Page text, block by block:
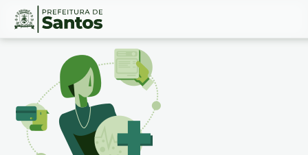
Ir
Conteúdo